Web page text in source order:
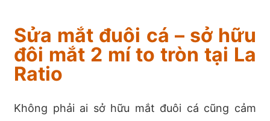
Sửa mắt đuôi cá – sở hữu
đôi mắt 2 mí to tròn tại La
Ratio
Không phải ai sở hữu mắt đuôi cá cũng cảm